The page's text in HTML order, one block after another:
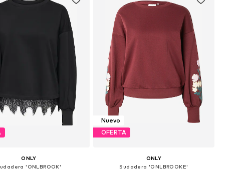
ONLY
'ONLBROOK'
Nuevo
OFERTA
ONLY
Sudadera 'ONLBROOKE'